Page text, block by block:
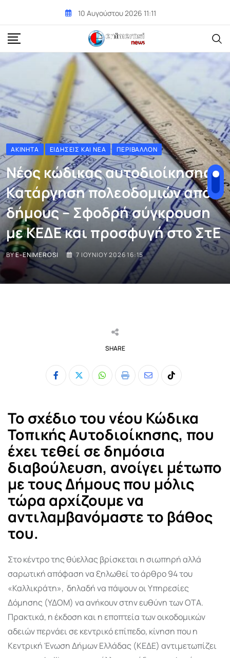
content
10 Αυγούστου 2026 11:11
ΑΚΊΝΗΤΑ ΕΙΔΉΣΕΙΣ ΚΑΙ ΝΈΑ ΠΕΡΙΒΆΛΛΟΝ
Νέος κώδικας αυτοδιοίκησης:
Κατάργηση πολεοδομιών από
δήμους – Σφοδρή σύγκρουση
με ΚΕΔΕ και προσφυγή στο ΣτΕ
BYE-ENIMEROSI 7 ΙΟΥΝΊΟΥ 2026 16:15
SHARE
Whatsapp
Print
Share
Email
Tiktok
Το σχέδιο του νέου Κώδικα
Τοπικής Αυτοδιοίκησης, που
έχει τεθεί σε δημόσια
διαβούλευση, ανοίγει μέτωπο
με τους Δήμους που μόλις
τώρα αρχίζουμε να
αντιλαμβανόμαστε το βάθος
του.
Στο κέντρο της θύελλας βρίσκεται η σιωπηρή αλλά
σαρωτική απόφαση να ξηλωθεί το άρθρο 94 του
«Καλλικράτη», δηλαδή να πάψουν οι Υπηρεσίες
Δόμησης (ΥΔΟΜ) να ανήκουν στην ευθύνη των ΟΤΑ.
Πρακτικά, η έκδοση και η εποπτεία των οικοδομικών
αδειών περνάει σε κεντρικό επίπεδο, κίνηση που η
Κεντρική Ένωση Δήμων Ελλάδας (ΚΕΔΕ) αντιμετωπίζει